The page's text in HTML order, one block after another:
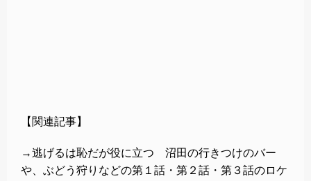
【関連記事】
→逃げるは恥だが役に立つ 沼田の行きつけのバー
や、ぶどう狩りなどの第１話・第２話・第３話のロケ